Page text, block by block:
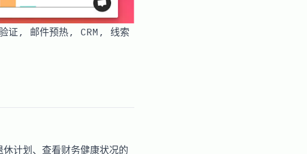
, 邮件预热, CRM, 线索
计划、查看财务健康状况的